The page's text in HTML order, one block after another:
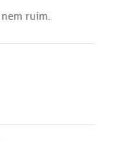
nem ruim.